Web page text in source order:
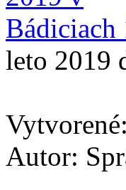
leto 2019
Autor: